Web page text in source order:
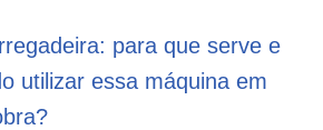
para que serve e
utilizar essa máquina em